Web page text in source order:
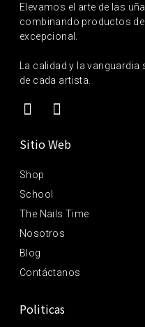
Elevamos el arte de las
combinando productos
excepcional.
La calidad y la
de cada artista.
Sitio Web
Shop
School
The Nails Time
Nosotros
Blog
Contáctanos
Politicas